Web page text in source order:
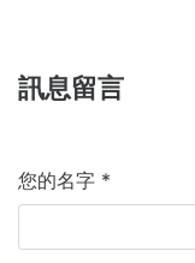
訊息留言
您的名字 *